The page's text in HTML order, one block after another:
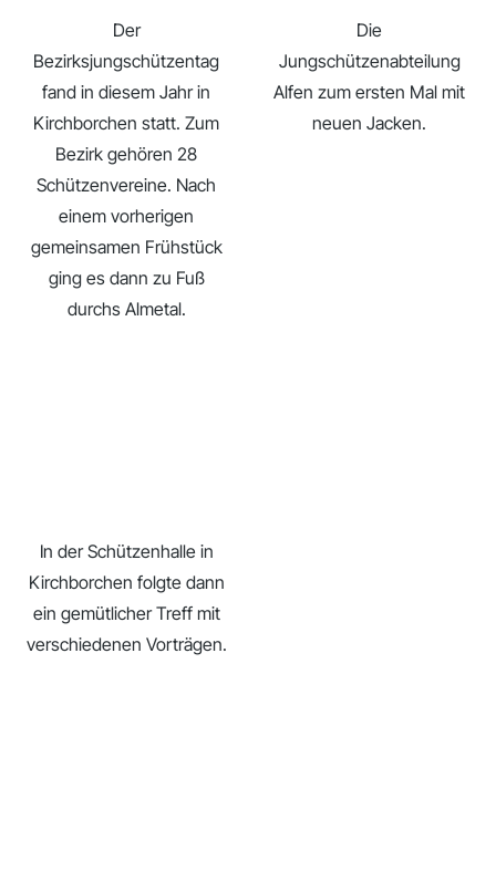
Der
Bezirksjungschützentag
fand in diesem Jahr in
Kirchborchen statt. Zum
Bezirk gehören 28
Schützenvereine. Nach
einem vorherigen
gemeinsamen Frühstück
ging es dann zu Fuß
durchs Almetal.
Die
Jungschützenabteilung
Alfen zum ersten Mal mit
neuen Jacken.
In der Schützenhalle in
Kirchborchen folgte dann
ein gemütlicher Treff mit
verschiedenen Vorträgen.